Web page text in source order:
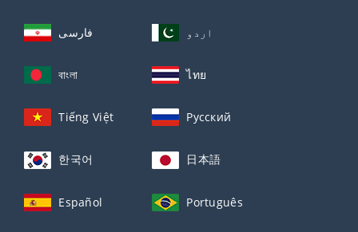
فارسی اردو
বাংলা ไทย
Tiếng Việt Русский
한국어 日本語
Español Português